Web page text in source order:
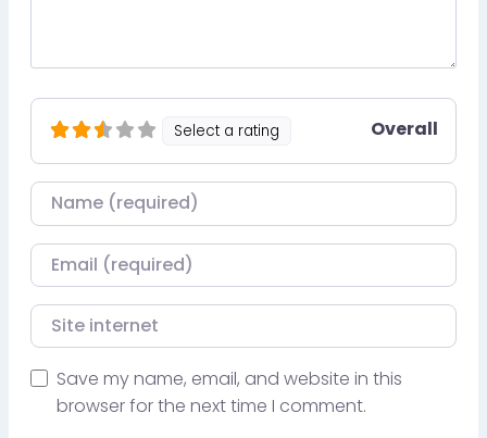
Select a rating Overall
Nom
Courriel
Site internet
Save my name, email, and website in this
browser for the next time I comment.